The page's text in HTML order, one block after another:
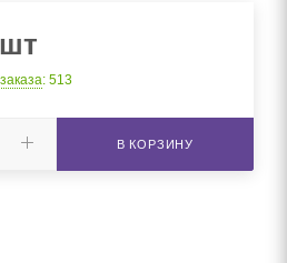
: 513
В КОРЗИНУ